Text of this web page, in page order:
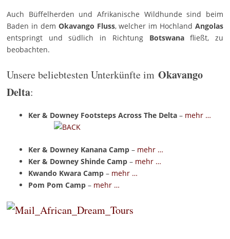
Auch Büffelherden und Afrikanische Wildhunde sind beim
Baden in dem Okavango Fluss, welcher im HochlandAngolas
entspringt und südlich in Richtung Botswanafließt, zu
beobachten.
Unsere beliebtesten Unterkünfte im Okavango
Delta:
Ker & Downey Footsteps Across The Delta – mehr …
Ker & Downey Kanana Camp– mehr …
Ker & Downey Shinde Camp – mehr …
Kwando Kwara Camp – mehr …
Pom Pom Camp – mehr …